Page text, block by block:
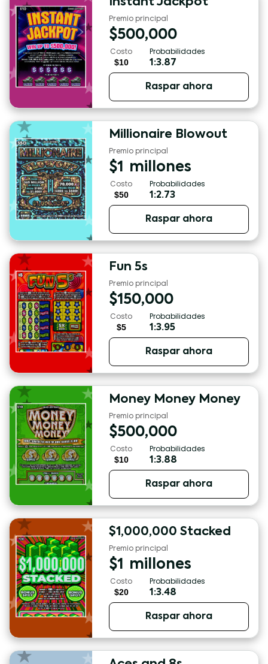
Instant Jackpot
Premio principal
$500,000
Costo
$10
Probabilidades
1:3.87
Raspar ahora
Millionaire Blowout
Premio principal
$1 millones
Costo
$50
Probabilidades
1:2.73
Raspar ahora
Fun 5s
Premio principal
$150,000
Costo
$5
Probabilidades
1:3.95
Raspar ahora
Money Money Money
Premio principal
$500,000
Costo
$10
Probabilidades
1:3.88
Raspar ahora
$1,000,000 Stacked
Premio principal
$1 millones
Costo
$20
Probabilidades
1:3.48
Raspar ahora